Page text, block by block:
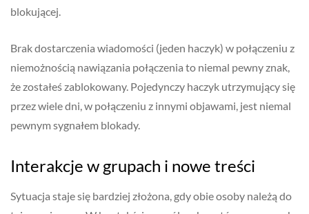
blokującej.
Brak dostarczenia wiadomości (jeden haczyk) w połączeniu z
niemożnością nawiązania połączenia to niemal pewny znak,
że zostałeś zablokowany. Pojedynczy haczyk utrzymujący się
przez wiele dni, w połączeniu z innymi objawami, jest niemal
pewnym sygnałem blokady.
Interakcje w grupach i nowe treści
Sytuacja staje się bardziej złożona, gdy obie osoby należą do